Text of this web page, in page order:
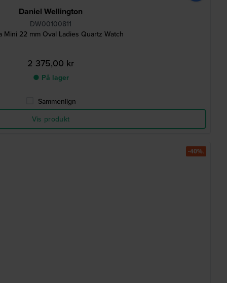
Daniel Wellington
DW00100811
Mini 22 mm Oval Ladies Quartz Watch
2 375,00 kr
● På lager
Sammenlign
Vis produkt
-40%.